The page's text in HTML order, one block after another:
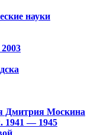
науки
Дмитрия Москина
1941 — 1945